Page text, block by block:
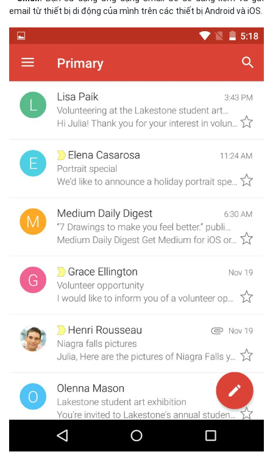
email từ thiết bị di động của mình trên các thiết bị Android và iOS.